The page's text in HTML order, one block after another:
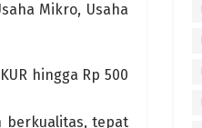
Mikro, Usaha
hingga Rp 500
berkualitas, tepat